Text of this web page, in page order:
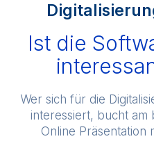
Ist die
Wer sich für die
interessiert, bucht am
Online Präsentation